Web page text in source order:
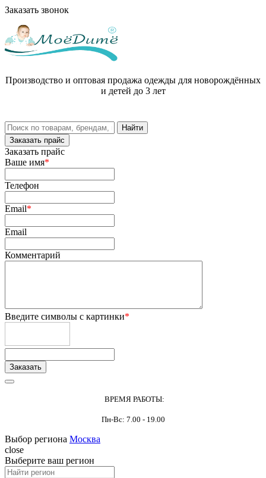
Заказать звонок
Производство и оптовая продажа одежды для новорождённых
и детей до 3 лет
Заказать прайс
Заказать прайс
Ваше имя*
Телефон
Email*
Email
Комментарий
Введите символы с картинки*
ВРЕМЯ РАБОТЫ:
Пн-Вс: 7.00 - 19.00
Выбор региона Москва
close
Выберите ваш регион